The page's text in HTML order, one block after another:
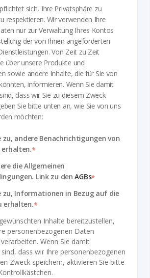
sich, Ihre Privatsphäre zu
respektieren. Wir verwenden Ihre
nur zur Verwaltung Ihres Kontos
der von Ihnen angeforderten
Von Zeit zu Zeit
über unsere Produkte und
sowie andere Inhalte, die für Sie von
informieren. Wenn Sie damit
dass wir Sie zu diesem Zweck
Sie bitte unten an, wie Sie von uns
möchten:
zu, andere Benachrichtigungen von
erhalten.*
die Allgemeinen
Link zu denAGBs*
zu, Informationen in Bezug auf die
erhalten.*
Inhalte bereitzustellen,
personenbezogenen Daten
Wenn Sie damit
dass wir Ihre personenbezogenen
Zweck speichern, aktivieren Sie bitte